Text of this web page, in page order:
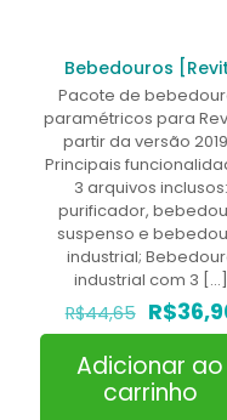
Bebedouros
Pacote de
paramétricos para
partir da versão
Principais
3 arquivos inclusos:
purificador,
suspenso e
industrial;
industrial com 3 […]
R$44,65 O
preço
original
era:
R$44,65.
R$
Adicionar ao
carrinho